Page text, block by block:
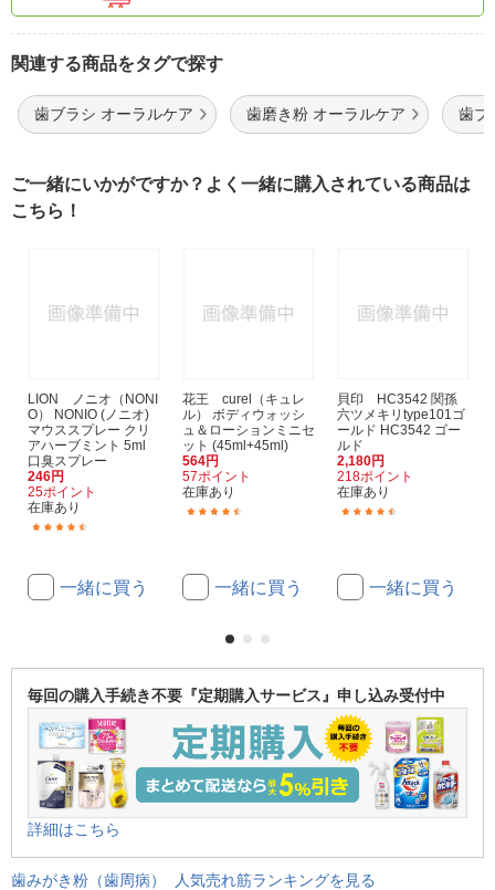
関連する商品をタグで探す
歯ブラシ オーラルケア 歯磨き粉 オーラルケア 歯ブ
ご一緒にいかがですか？よく一緒に購入されている商品は
こちら！
LION ノニオ（NONI
O） NONIO (ノニオ)
マウススプレー クリ
アハーブミント 5ml
口臭スプレー
246円
25ポイント
在庫あり
一緒に買う
花王 curel（キュレ
ル） ボディウォッシ
ュ＆ローションミニセ
ット (45ml+45ml)
564円
57ポイント
在庫あり
一緒に買う
貝印 HC3542 関孫
六ツメキリtype101ゴ
ールド HC3542 ゴー
ルド
2,180円
218ポイント
在庫あり
一緒に買う
毎回の購入手続き不要『定期購入サービス』申し込み受付中
詳細はこちら
歯みがき粉（歯周病） 人気売れ筋ランキングを見る